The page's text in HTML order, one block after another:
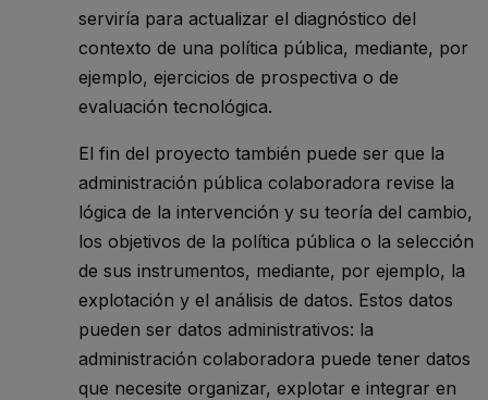
serviría para actualizar el diagnóstico del
contexto de una política pública, mediante, por
ejemplo, ejercicios de prospectiva o de
evaluación tecnológica.
El fin del proyecto también puede ser que la
administración pública colaboradora revise la
lógica de la intervención y su teoría del cambio,
los objetivos de la política pública o la selección
de sus instrumentos, mediante, por ejemplo, la
explotación y el análisis de datos. Estos datos
pueden ser datos administrativos: la
administración colaboradora puede tener datos
que necesite organizar, explotar e integrar en